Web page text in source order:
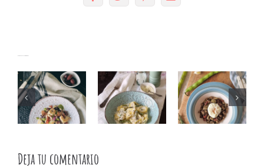
electrónico
de alubias
con
con
espárragos
y
negra y
huevo
Deja tu comentario